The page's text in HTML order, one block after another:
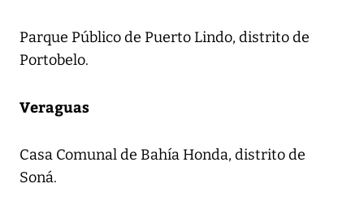
Parque Público de Puerto Lindo, distrito de
Portobelo.
Veraguas
Casa Comunal de Bahía Honda, distrito de
Soná.